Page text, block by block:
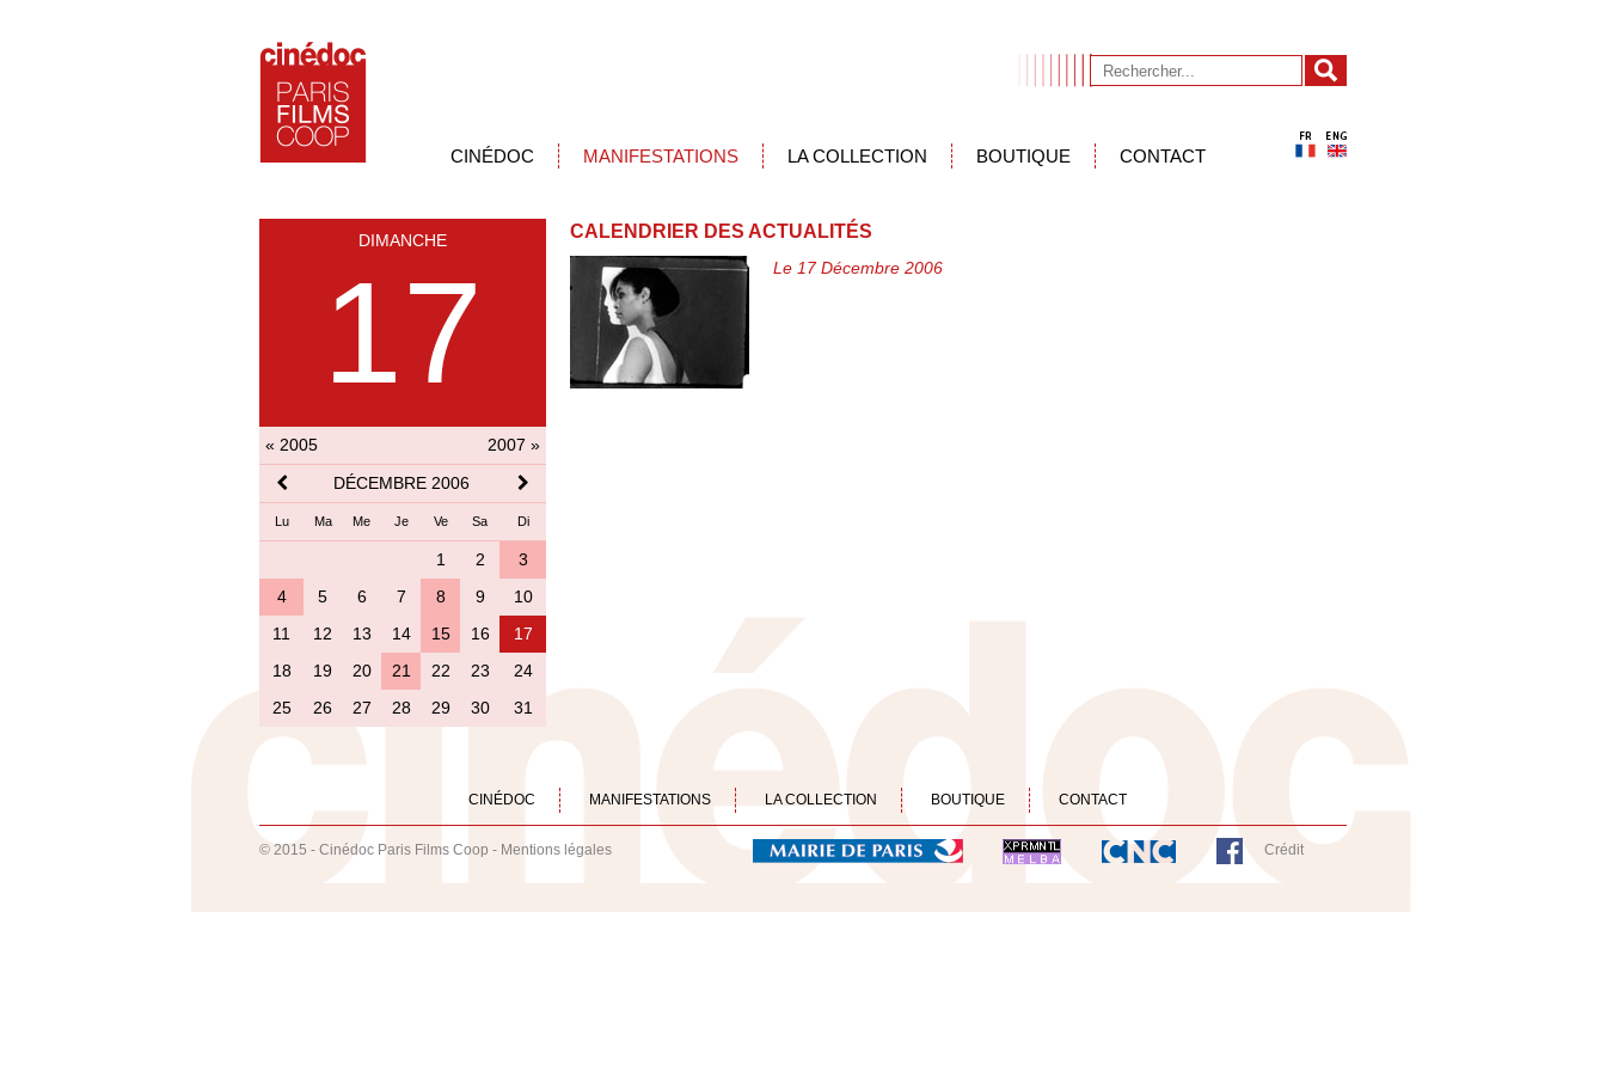
CINÉDOC MANIFESTATIONS LA COLLECTION BOUTIQUE CONTACT
DIMANCHE
17
« 2005
2007 »
DÉCEMBRE 2006
Lu Ma Me Je Ve Sa Di
1 2
3
4
5 6 7 8 9
10
11
12 13 14 15 16
17
18
19 20 21 22 23
24
25
26 27 28 29 30 31
CALENDRIER DES ACTUALITÉS
Le 17 Décembre 2006
CINÉDOC MANIFESTATIONS LA COLLECTION BOUTIQUE CONTACT
© 2015 - Cinédoc Paris Films Coop - Mentions légales Crédit